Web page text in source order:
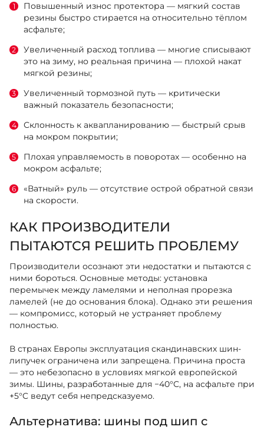
Повышенный износ протектора — мягкий состав
резины быстро стирается на относительно тёплом
асфальте;
Увеличенный расход топлива — многие списывают
это на зиму, но реальная причина — плохой накат
мягкой резины;
Увеличенный тормозной путь — критически
важный показатель безопасности;
Склонность к аквапланированию — быстрый срыв
на мокром покрытии;
Плохая управляемость в поворотах — особенно на
мокром асфальте;
«Ватный» руль — отсутствие острой обратной связи
на скорости.
КАК ПРОИЗВОДИТЕЛИ
ПЫТАЮТСЯ РЕШИТЬ ПРОБЛЕМУ
Производители осознают эти недостатки и пытаются с
ними бороться. Основные методы: установка
перемычек между ламелями и неполная прорезка
ламелей (не до основания блока). Однако эти решения
— компромисс, который не устраняет проблему
полностью.
В странах Европы эксплуатация скандинавских шин-
липучек ограничена или запрещена. Причина проста
— это небезопасно в условиях мягкой европейской
зимы. Шины, разработанные для −40°C, на асфальте при
+5°C ведут себя непредсказуемо.
Альтернатива: шины под шип с